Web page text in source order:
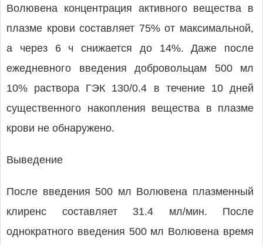
Волювена концентрация активного вещества в
плазме крови составляет 75% от максимальной,
а через 6 ч снижается до 14%. Даже после
ежедневного введения добровольцам 500 мл
10% раствора ГЭК 130/0.4 в течение 10 дней
существенного накопления вещества в плазме
крови не обнаружено.
Выведение
После введения 500 мл Волювена плазменный
клиренс составляет 31.4 мл/мин. После
однократного введения 500 мл Волювена время